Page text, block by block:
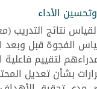
الأداء
نتائج التدريب
الفجوة قبل وبعد
لتقييم فاعلية
بشأن تعديل